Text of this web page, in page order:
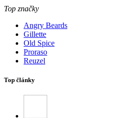
Top značky
Angry Beards
Gillette
Old Spice
Proraso
Reuzel
Top články